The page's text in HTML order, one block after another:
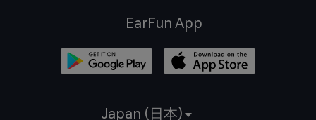
EarFun App
Japan (日本)